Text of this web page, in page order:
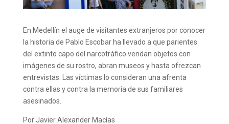
En Medellín el auge de visitantes extranjeros por conocer
la historia de Pablo Escobar ha llevado a que parientes
del extinto capo del narcotráfico vendan objetos con
imágenes de su rostro, abran museos y hasta ofrezcan
entrevistas. Las víctimas lo consideran una afrenta
contra ellas y contra la memoria de sus familiares
asesinados
PorJavier Alexander Macías